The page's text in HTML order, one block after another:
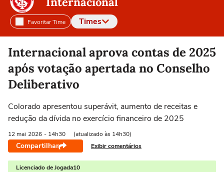
Favoritar Time Times
Selecione o time para ver as notícias
Internacional aprova contas de 2025
após votação apertada no Conselho
Deliberativo
Colorado apresentou superávit, aumento de receitas e
redução da dívida no exercício financeiro de 2025
12 mai 2026 - 14h30 (atualizado às 14h30)
Compartilhar Exibir comentários
Licenciado de Jogada10